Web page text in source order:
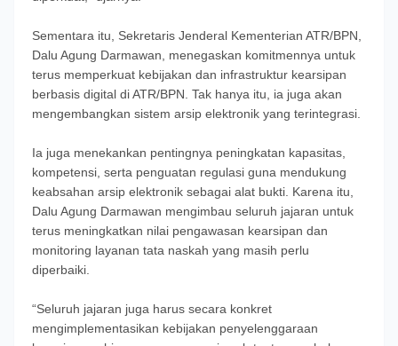
Sementara itu, Sekretaris Jenderal Kementerian ATR/BPN,
Dalu Agung Darmawan, menegaskan komitmennya untuk
terus memperkuat kebijakan dan infrastruktur kearsipan
berbasis digital di ATR/BPN. Tak hanya itu, ia juga akan
mengembangkan sistem arsip elektronik yang terintegrasi.
Ia juga menekankan pentingnya peningkatan kapasitas,
kompetensi, serta penguatan regulasi guna mendukung
keabsahan arsip elektronik sebagai alat bukti. Karena itu,
Dalu Agung Darmawan mengimbau seluruh jajaran untuk
terus meningkatkan nilai pengawasan kearsipan dan
monitoring layanan tata naskah yang masih perlu
diperbaiki.
“Seluruh jajaran juga harus secara konkret
mengimplementasikan kebijakan penyelenggaraan